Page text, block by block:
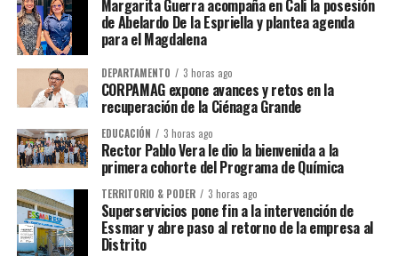
Margarita Guerra acompaña en Cali la posesión
de Abelardo De la Espriella y plantea agenda
para el Magdalena
DEPARTAMENTO 3 horas ago
CORPAMAG expone avances y retos en la
recuperación de la Ciénaga Grande
EDUCACIÓN 3 horas ago
Rector Pablo Vera le dio la bienvenida a la
primera cohorte del Programa de Química
TERRITORIO & PODER 3 horas ago
Superservicios pone fin a la intervención de
Essmar y abre paso al retorno de la empresa al
Distrito